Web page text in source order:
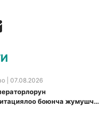
| 07.08.2026
боюнча жумушчу